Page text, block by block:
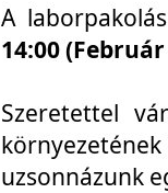
A
14:00
Szeretettel
uzsonnázunk